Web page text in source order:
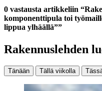
0 vastausta artikkeliin
komponenttipula toi
lippua ylhäällä””
Rakennuslehden
Tänään Tällä viikolla